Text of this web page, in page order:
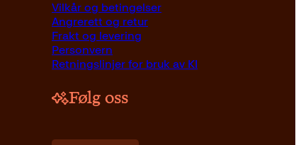
Vilkår og betingelser
Angrerett og retur
Frakt og levering
Personvern
Retningslinjer for bruk av KI
Følg oss